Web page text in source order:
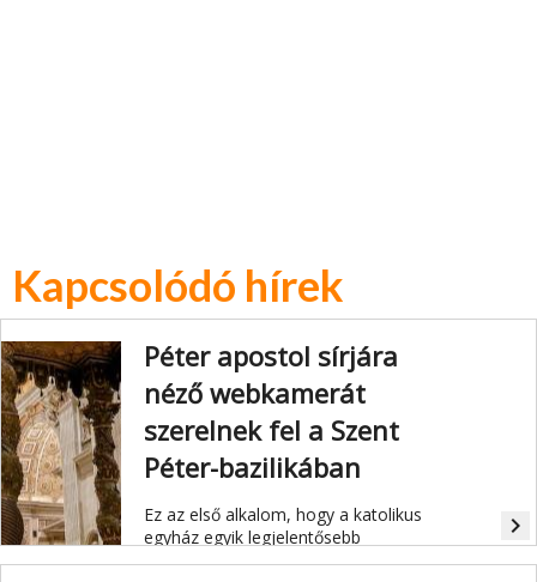
Kapcsolódó hírek
Péter apostol sírjára
néző webkamerát
szerelnek fel a Szent
Péter-bazilikában
Ez az első alkalom, hogy a katolikus
egyház egyik legjelentősebb
helyszínén kamerát szerelnek fel.
navigate_next